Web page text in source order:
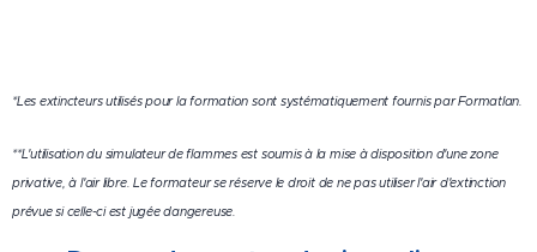
*Les extincteurs utilisés pour la formation sont systématiquement fournis par Formatlan.
**L'utilisation du simulateur de flammes est soumis à la mise à disposition d'une zone
privative, à l'air libre. Le formateur se réserve le droit de ne pas utiliser l'air d'extinction
prévue si celle-ci est jugée dangereuse.